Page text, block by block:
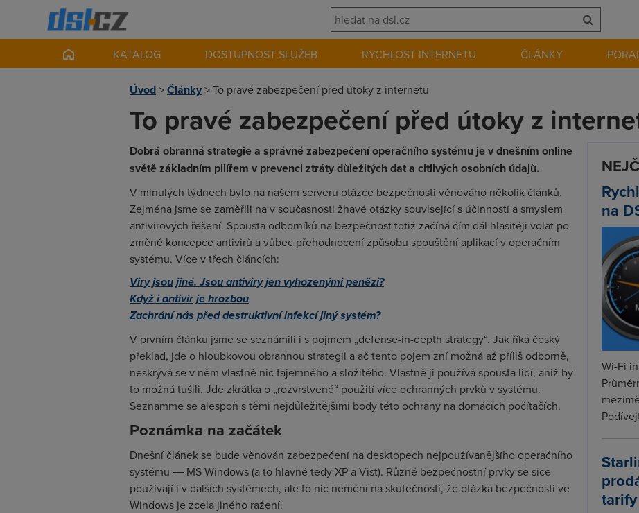
KATALOG DOSTUPNOST SLUŽEB RYCHLOST INTERNETU ČLÁNKY
Úvod>Články>To pravé zabezpečení před útoky z internetu
To pravé zabezpečení před útoky z
Dobrá obranná strategie a správné zabezpečení operačního systému je v dnešním online
světě základním pilířem v prevenci ztráty důležitých dat a citlivých osobních údajů.
V minulých týdnech bylo na našem serveru otázce bezpečnosti věnováno několik článků.
Zejména jsme se zaměřili na v současnosti žhavé otázky související s účinností a smyslem
antivirových řešení. Spousta odborníků na bezpečnost totiž začíná čím dál hlasitěji volat po
změně koncepce antivirů a vůbec přehodnocení způsobu spouštění aplikací v operačním
systému. Více v třech článcích:
Viry jsou jiné. Jsou antiviry jen vyhozenými penězi?
Když i antivir je hrozbou
Zachrání nás před destruktivní infekcí jiný systém?
V prvním článku jsme se seznámili i s pojmem „defense-in-depth strategy“. Jak říká český
překlad, jde o hloubkovou obrannou strategii a ač tento pojem zní možná až příliš odborně,
neskrývá se v něm vlastně nic tajemného a složitého. Vlastně ji používá spousta lidí, aniž by
to možná tušili. Jde zkrátka o „rozvrstvené“ použití více ochranných prvků v systému.
Seznamme se alespoň s těmi nejdůležitějšími body této ochrany na domácích počítačích.
Poznámka na začátek
Dnešní článek se bude věnován zabezpečení na desktopech nejpoužívanějšího operačního
systému ― MS Windows (a to hlavně tedy XP a Vist). Různé bezpečnostní prvky se sice
používají i v dalších systémech, ale to nic nemění na skutečnosti, že otázka bezpečnosti ve
Windows je zcela jiného ražení.
na
Wi-Fi
tarify